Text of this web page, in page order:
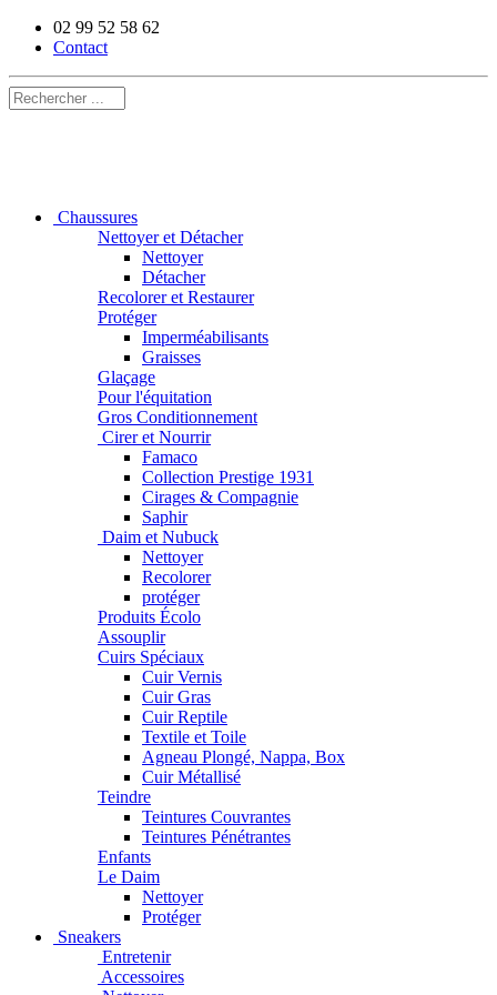
02 99 52 58 62
Contact
Chaussures
Nettoyer et Détacher
Nettoyer
Détacher
Recolorer et Restaurer
Protéger
Imperméabilisants
Graisses
Glaçage
Pour l'équitation
Gros Conditionnement
Cirer et Nourrir
Famaco
Collection Prestige 1931
Cirages & Compagnie
Saphir
Daim et Nubuck
Nettoyer
Recolorer
protéger
Produits Écolo
Assouplir
Cuirs Spéciaux
Cuir Vernis
Cuir Gras
Cuir Reptile
Textile et Toile
Agneau Plongé, Nappa, Box
Cuir Métallisé
Teindre
Teintures Couvrantes
Teintures Pénétrantes
Enfants
Le Daim
Nettoyer
Protéger
Sneakers
Entretenir
Accessoires